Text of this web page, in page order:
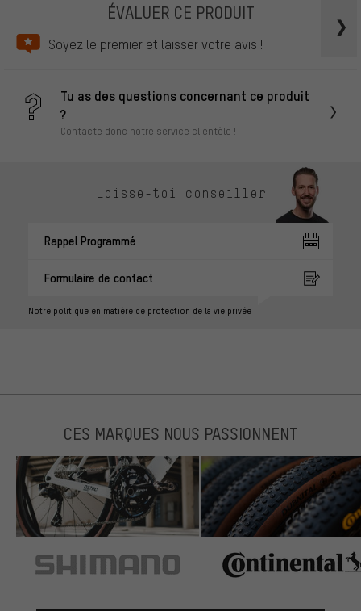
ÉVALUER CE PRODUIT
Soyez le premier et laisser votre avis !
Tu as des questions concernant ce produit
?
Contacte donc notre service clientèle !
Laisse-toi conseiller
Rappel Programmé
Formulaire de contact
Notre politique en matière de protection de la vie privée
CES MARQUES NOUS PASSIONNENT